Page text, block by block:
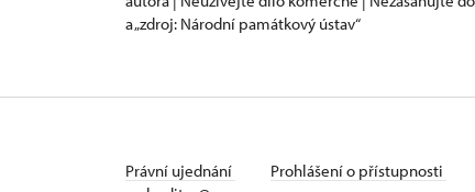
a „zdroj: Národní památkový ústav“
Právní ujednání Prohlášení o přístupnosti